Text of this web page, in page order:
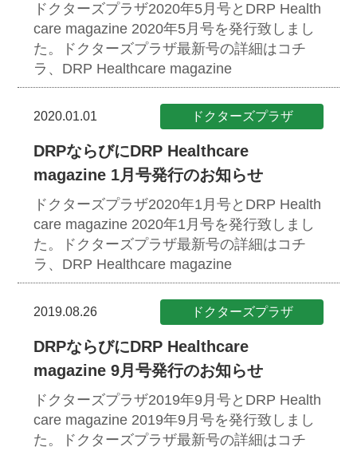
ドクターズプラザ2020年5月号とDRP Health
care magazine 2020年5月号を発行致しまし
た。ドクターズプラザ最新号の詳細はコチ
ラ、DRP Healthcare magazine
2020.01.01 ドクターズプラザ
DRPならびにDRP Healthcare
magazine 1月号発行のお知らせ
ドクターズプラザ2020年1月号とDRP Health
care magazine 2020年1月号を発行致しまし
た。ドクターズプラザ最新号の詳細はコチ
ラ、DRP Healthcare magazine
2019.08.26 ドクターズプラザ
DRPならびにDRP Healthcare
magazine 9月号発行のお知らせ
ドクターズプラザ2019年9月号とDRP Health
care magazine 2019年9月号を発行致しまし
た。ドクターズプラザ最新号の詳細はコチ